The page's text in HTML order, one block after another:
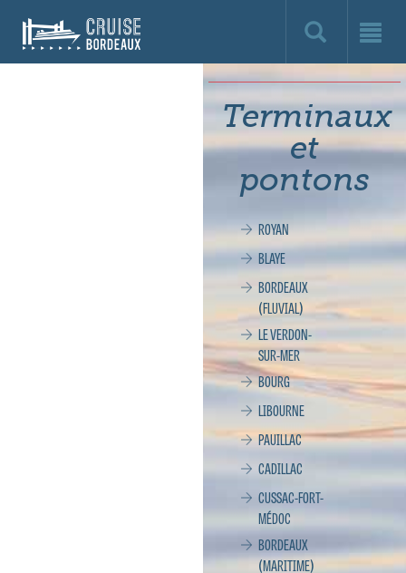
Cruise
Bordeaux,
Terminaux
et
pontons
ROYAN
BLAYE
BORDEAUX
(FLUVIAL)
LE VERDON-
SUR-MER
BOURG
LIBOURNE
PAUILLAC
CADILLAC
CUSSAC-FORT-
MÉDOC
BORDEAUX
(MARITIME)